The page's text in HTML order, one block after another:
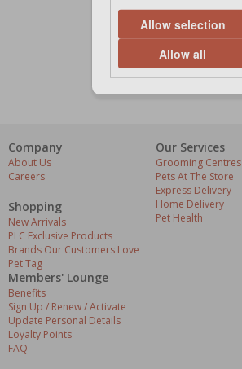
Company
About Us
Careers
Shopping
New Arrivals
PLC Exclusive Products
Brands Our Customers Love
Pet Tag
Our Services
Grooming Centres
Pets At The Store
Express Delivery
Home Delivery
Pet Health
Members' Lounge
Benefits
Sign Up / Renew / Activate
Update Personal Details
Loyalty Points
FAQ
Allow selection
Allow all